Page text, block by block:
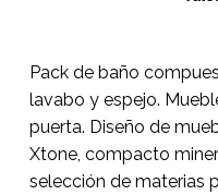
Pack de baño
lavabo y espejo.
puerta. Diseño de
Xtone, compacto
selección de materias